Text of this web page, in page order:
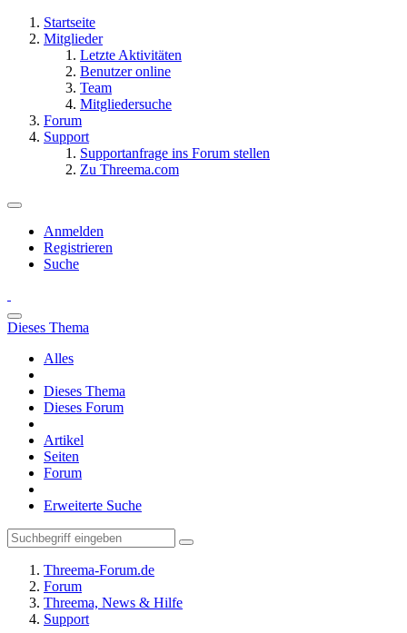
Startseite
Mitglieder
Letzte Aktivitäten
Benutzer online
Team
Mitgliedersuche
Forum
Support
Supportanfrage ins Forum stellen
Zu Threema.com
Anmelden
Registrieren
Suche
Dieses Thema
Alles
Dieses Thema
Dieses Forum
Artikel
Seiten
Forum
Erweiterte Suche
Threema-Forum.de
Forum
Threema, News & Hilfe
Support